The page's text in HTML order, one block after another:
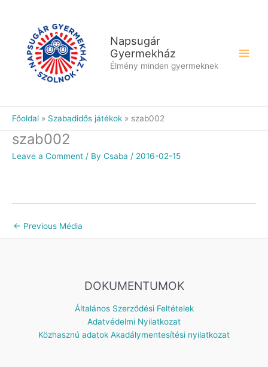
Napsugár
Gyermekház
Élmény minden gyermeknek
Főoldal Szabadidős játékok szab002
szab002
Leave a Comment / By Csaba / 2016-02-15
← Previous Média
DOKUMENTUMOK
Általános Szerződési Feltételek
Adatvédelmi Nyilatkozat
Közhasznú adatok Akadálymentesítési nyilatkozat